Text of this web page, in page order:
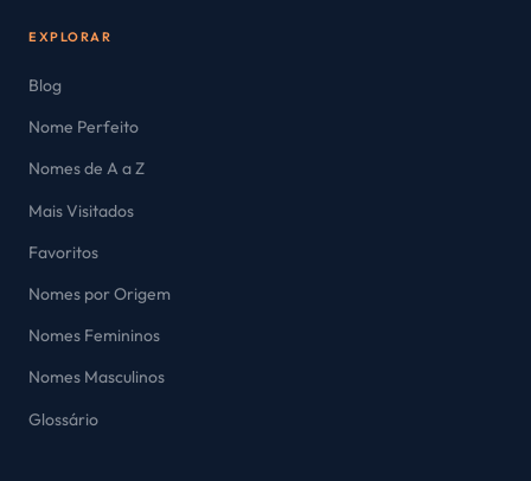
EXPLORAR
Blog
Nome Perfeito
Nomes de A a Z
Mais Visitados
Favoritos
Nomes por Origem
Nomes Femininos
Nomes Masculinos
Glossário